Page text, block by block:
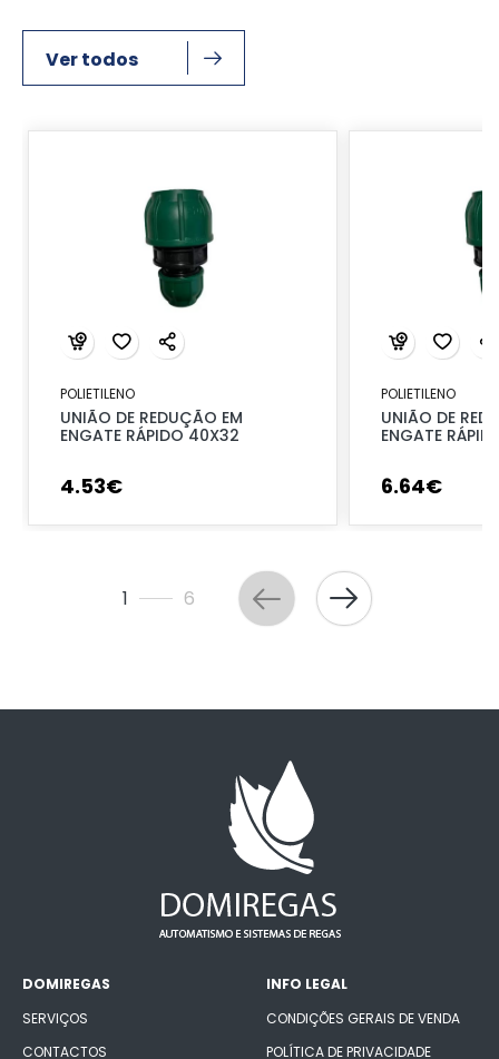
Ver todos
POLIETILENO
UNIÃO DE REDUÇÃO EM
ENGATE RÁPIDO 40X32
4.53€
POLIETILENO
UNIÃO DE
ENGATE
6.64€
1 6
DOMIREGAS
SERVIÇOS
CONTACTOS
INFO LEGAL
CONDIÇÕES GERAIS DE VENDA
POLÍTICA DE PRIVACIDADE